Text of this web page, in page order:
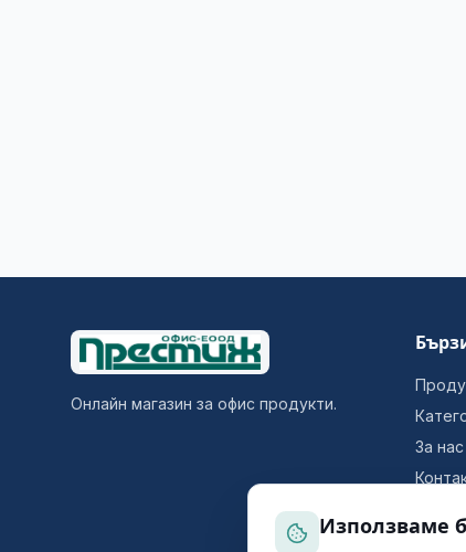
Онлайн магазин за офис продукти.
За нас
Използваме